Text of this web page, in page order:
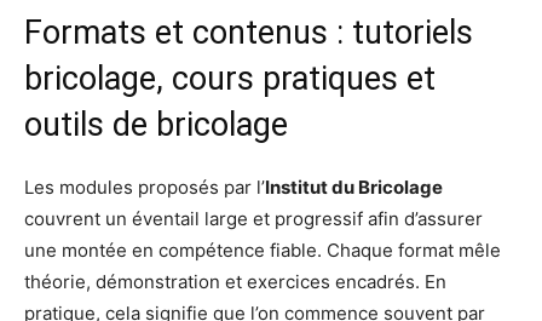
Formats et contenus : tutoriels
bricolage, cours pratiques et
outils de bricolage
Les modules proposés par l’Institut du Bricolage
couvrent un éventail large et progressif afin d’assurer
une montée en compétence fiable. Chaque format mêle
théorie, démonstration et exercices encadrés. En
pratique, cela signifie que l’on commence souvent par